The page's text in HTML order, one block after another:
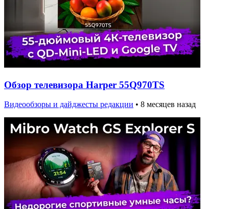
Обзор телевизора Harper 55Q970TS
Видеообзоры и дайджесты редакции • 8 месяцев назад